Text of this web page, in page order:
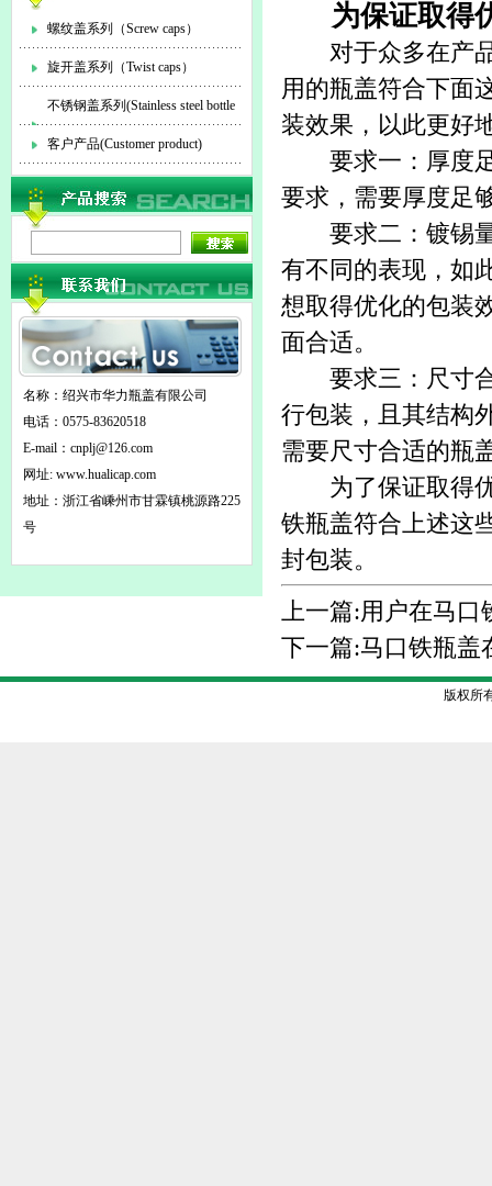
螺纹盖系列（Screw caps）
旋开盖系列（Twist caps）
不锈钢盖系列(Stainless steel bottle
cap)
客户产品(Customer product)
名称：绍兴市华力瓶盖有限公司
电话：0575-83620518
E-mail： cnplj@126.com
网址: www.hualicap.com
地址：浙江省嵊州市甘霖镇桃源路225
号
为保证取得
对于众多在产品
用的瓶盖符合下面
装效果，以此更好
要求一：厚度足
要求，需要厚度足
要求二：镀锡量
有不同的表现，如
想取得优化的包装
面合适。
要求三：尺寸合
行包装，且其结构
需要尺寸合适的瓶
为了保证取得优
铁瓶盖符合上述这
封包装。
上一篇:用户在马口
下一篇:马口铁瓶盖
版权所